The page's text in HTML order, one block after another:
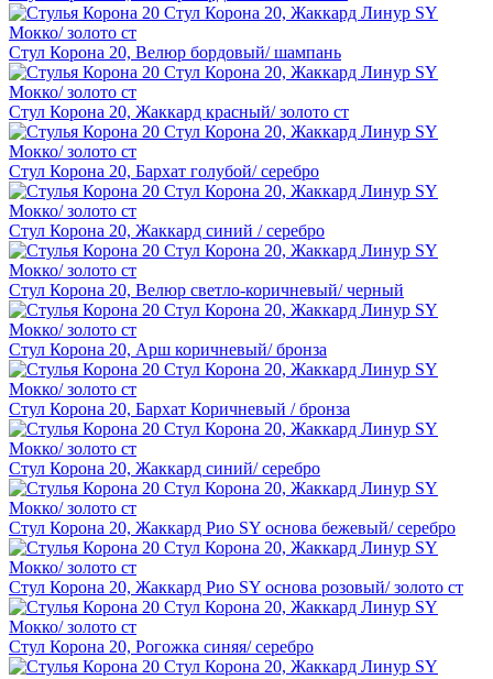
Стул Корона 20, Велюр бордовый/ шампань
Стул Корона 20, Жаккард красный/ золото ст
Стул Корона 20, Бархат голубой/ серебро
Стул Корона 20, Жаккард синий / серебро
Стул Корона 20, Велюр светло-коричневый/ черный
Стул Корона 20, Арш коричневый/ бронза
Стул Корона 20, Бархат Коричневый / бронза
Стул Корона 20, Жаккард синий/ серебро
Стул Корона 20, Жаккард Рио SY основа бежевый/ серебро
Стул Корона 20, Жаккард Рио SY основа розовый/ золото ст
Стул Корона 20, Рогожка синяя/ серебро